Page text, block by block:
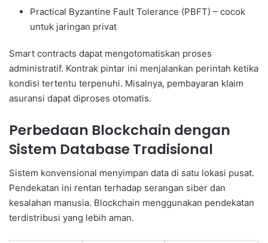
Practical Byzantine Fault Tolerance (PBFT) – cocok
untuk jaringan privat
Smart contracts dapat mengotomatiskan proses
administratif. Kontrak pintar ini menjalankan perintah ketika
kondisi tertentu terpenuhi. Misalnya, pembayaran klaim
asuransi dapat diproses otomatis.
Perbedaan Blockchain dengan
Sistem Database Tradisional
Sistem konvensional menyimpan data di satu lokasi pusat.
Pendekatan ini rentan terhadap serangan siber dan
kesalahan manusia. Blockchain menggunakan pendekatan
terdistribusi yang lebih aman.